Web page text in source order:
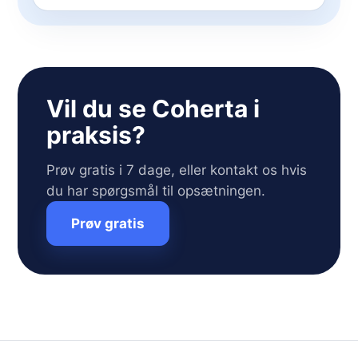
Vil du se Coherta i
praksis?
Prøv gratis i 7 dage, eller kontakt os hvis
du har spørgsmål til opsætningen.
Prøv gratis